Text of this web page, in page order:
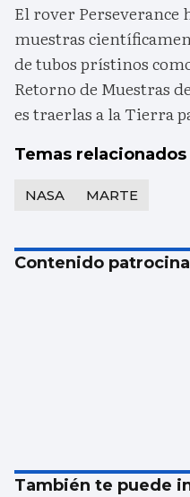
El rover Perseverance
muestras
de tubos prístinos
Retorno de Muestras
es traerlas a la Tierra
Temas relacionados
NASA MARTE
Contenido
También te puede